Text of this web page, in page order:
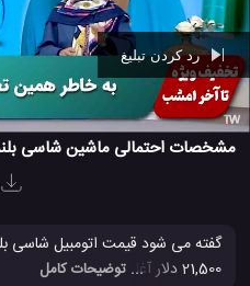
رد کردن تبلیغ
00:42
مشخصات احتمالی ماشین شاسی بلند
21,500 دلار آغاز خواهد شد،
... توضیحات کامل